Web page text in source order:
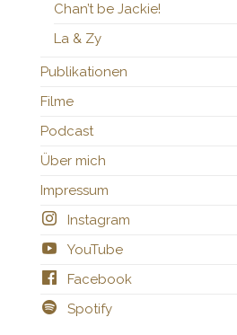
Chan’t be Jackie!
La & Zy
Publikationen
Filme
Podcast
Über mich
Impressum
Instagram
YouTube
Facebook
Spotify